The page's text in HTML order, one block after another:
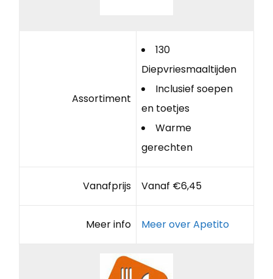
Assortiment
130
Diepvriesmaaltijden
Inclusief soepen
en toetjes
Warme
gerechten
Vanafprijs Vanaf €6,45
Meer info Meer over Apetito